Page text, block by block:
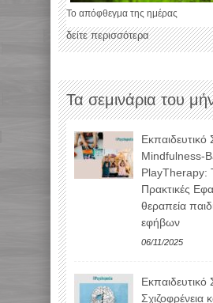
Το απόφθεγμα της ημέρας
δείτε περισσότερα
Τα σεμινάρια του
Εκπαιδευτικό
Mindfulness-
PlayTherapy:
Πρακτικές
θεραπεία
εφήβων
06/11/2025
Εκπαιδευτικό
Σχιζοφρένεια